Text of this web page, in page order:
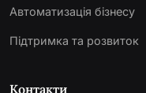
Автоматизація бізнесу
Підтримка та розвиток
Контакти